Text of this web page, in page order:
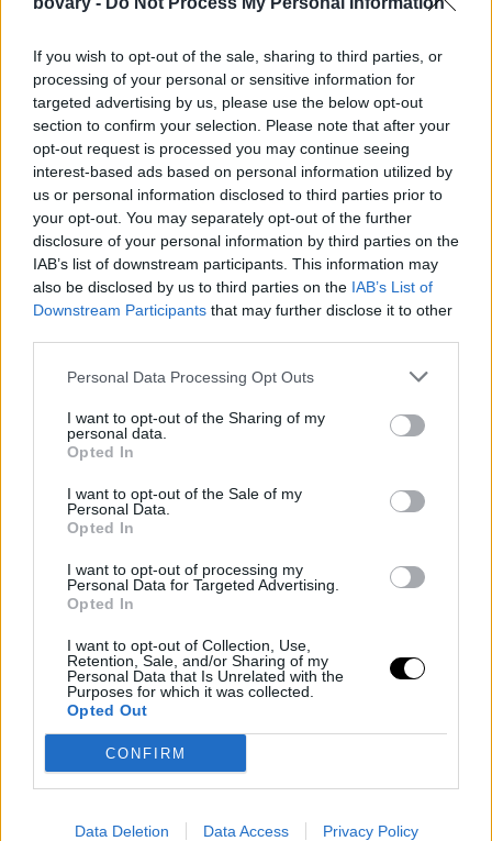
If you wish to opt-out of the sale, sharing to third parties, or
processing of your personal or sensitive information for
targeted advertising by us, please use the below opt-out
section to confirm your selection. Please note that after your
opt-out request is processed you may continue seeing
interest-based ads based on personal information utilized by
us or personal information disclosed to third parties prior to
your opt-out. You may separately opt-out of the further
disclosure of your personal information by third parties on the
IAB’s list of downstream participants. This information may
also be disclosed by us to third parties on the IAB’s List of
Downstream Participants that may further disclose it to other
Personal Data Processing Opt Outs
I want to opt-out of the Sharing of my
personal data.
Opted In
I want to opt-out of the Sale of my
Personal Data.
Opted In
I want to opt-out of processing my
Personal Data for Targeted Advertising.
Opted In
I want to opt-out of Collection, Use,
Retention, Sale, and/or Sharing of my
Personal Data that Is Unrelated with the
Purposes for which it was collected.
Opted Out
CONFIRM
Data Deletion Data Access Privacy Policy
Wham, αλλά και το«Stay Another Day» των British Band
East 17.
Το video κλείνει με το δίδυμο να τραγουδά μέσα σε ένα σκηνικό
γεμάτο δέντρα, στολίδια, Άγιους Βασίληδες, μάγους και ξωτικά.